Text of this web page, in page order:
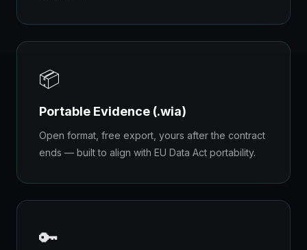
📦
Portable Evidence (.wia)
Open format, free export, yours after the contract
ends — built to align with EU Data Act portability.
🔑